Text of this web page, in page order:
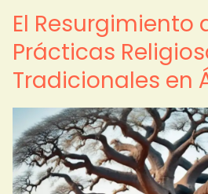
El Resurgimiento
Prácticas
Tradicionales en